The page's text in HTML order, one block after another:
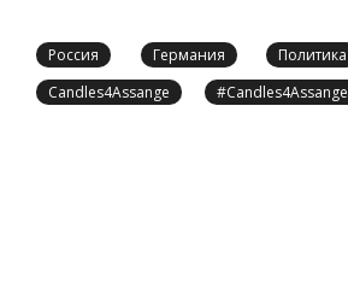
Россия Германия Политика
Candles4Assange
#Candles4Assange